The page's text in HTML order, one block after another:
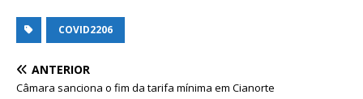
COVID2206
ANTERIOR
Câmara sanciona o fim da tarifa mínima em Cianorte